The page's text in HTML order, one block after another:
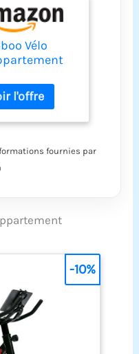
Vélo
salle de
à domicile,
d'intérieur à
avec
et
fournies par
-10%